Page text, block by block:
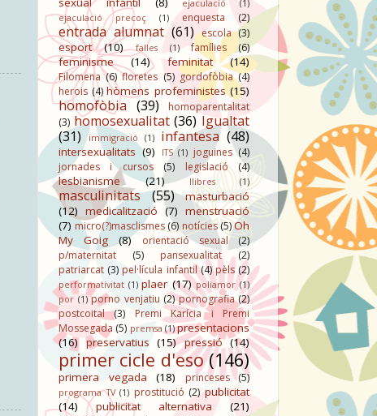
ejaculació
(1)
ejaculació precoç
(1) enquesta (2)
entrada alumnat (61) escola (3)
esport (10) falles (1) famílies (6)
feminisme (14) feminitat (14)
Filomena (6) floretes (5) gordofòbia (4)
herois (4) hòmens profeministes (15)
homofòbia (39)
homoparentalitat
(3) homosexualitat (36) Igualtat
(31)
immigració (1) infantesa (48)
intersexualitats (9) ITS (1) joguines (4)
jornades i cursos
(5) legislació (4)
lesbianisme (21) llibres (1)
masculinitats (55)
masturbació
(12) medicalització (7) menstruació
(7) micro(?)masclismes (6) notícies(5)Oh
My Goig
(8) orientació sexual
(2)
p/maternitat
(5) pansexualitat
(2)
patriarcat (3) pel·lícula infantil (4) pèls (2)
performativitat (1) plaer (17) poliamor (1)
por (1) porno venjatiu (2) pornografia (2)
postcoital
(3)
Premi Karícia i Premi
Mossegada (5) premsa (1) presentacions
(16) preservatius (15) pressió (14)
primer cicle d'eso (146)
primera vegada (18) princeses (5)
programa TV (1) prostitució (2) publicitat
(14)
publicitat alternativa (21)